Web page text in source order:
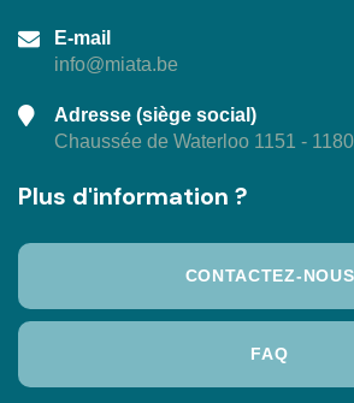
E-mail
info@miata.be
Adresse (siège social)
Chaussée de Waterloo 1151 -
Plus d'information ?
CONTACTEZ-NOUS
FAQ